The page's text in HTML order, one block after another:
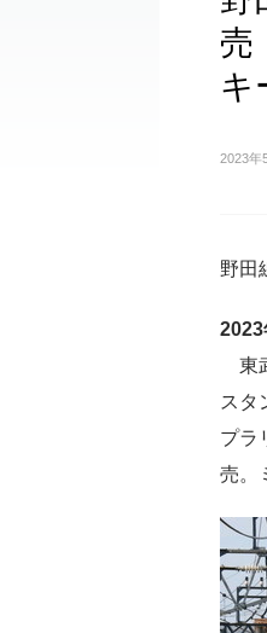
売
キ
2023年
野田
2023
東
スタ
プラ
売。